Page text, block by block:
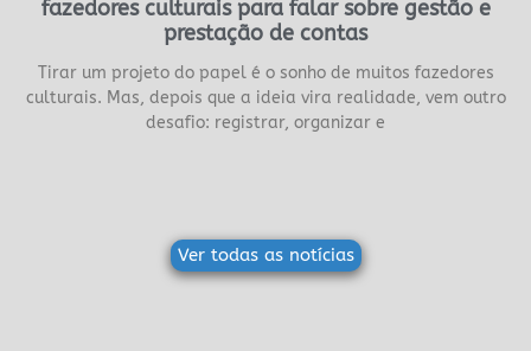
fazedores culturais para falar sobre gestão e
prestação de contas
Tirar um projeto do papel é o sonho de muitos fazedores
culturais. Mas, depois que a ideia vira realidade, vem outro
desafio: registrar, organizar e
Ver todas as notícias